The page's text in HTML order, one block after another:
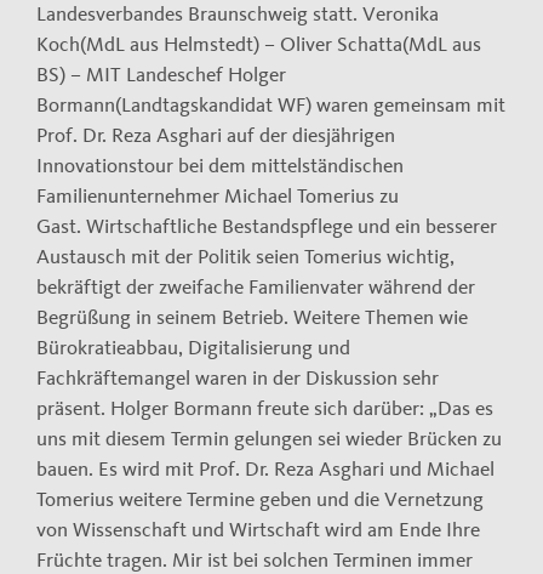
Landesverbandes Braunschweig statt. Veronika
Koch(MdL aus Helmstedt) – Oliver Schatta(MdL aus
BS) – MIT Landeschef Holger
Bormann(Landtagskandidat WF) waren gemeinsam mit
Prof. Dr. Reza Asghari auf der diesjährigen
Innovationstour bei dem mittelständischen
Familienunternehmer Michael Tomerius zu
Gast. Wirtschaftliche Bestandspflege und ein besserer
Austausch mit der Politik seien Tomerius wichtig,
bekräftigt der zweifache Familienvater während der
Begrüßung in seinem Betrieb. Weitere Themen wie
Bürokratieabbau, Digitalisierung und
Fachkräftemangel waren in der Diskussion sehr
präsent. Holger Bormann freute sich darüber: „Das es
uns mit diesem Termin gelungen sei wieder Brücken zu
bauen. Es wird mit Prof. Dr. Reza Asghari und Michael
Tomerius weitere Termine geben und die Vernetzung
von Wissenschaft und Wirtschaft wird am Ende Ihre
Früchte tragen. Mir ist bei solchen Terminen immer